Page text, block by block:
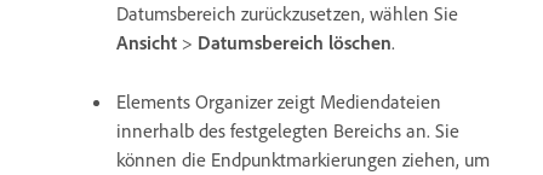
Datumsbereich zurückzusetzen, wählen Sie
Ansicht > Datumsbereich löschen.
Elements Organizer zeigt Mediendateien
innerhalb des festgelegten Bereichs an. Sie
können die Endpunktmarkierungen ziehen, um